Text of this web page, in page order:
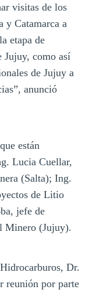
visitas de los
y Catamarca a
etapa de
Jujuy, como así
de Jujuy a
anunció
están
Lucia Cuellar,
(Salta); Ing.
de Litio
jefe de
Minero (Jujuy).
Dr.
reunión por parte